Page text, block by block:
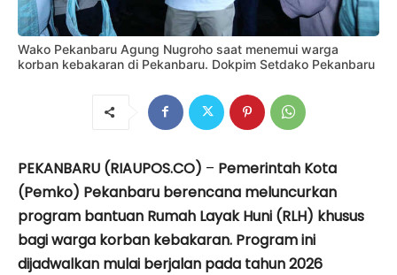
Wako Pekanbaru Agung Nugroho saat menemui warga
korban kebakaran di Pekanbaru. Dokpim Setdako Pekanbaru
PEKANBARU (RIAUPOS.CO) – Pemerintah Kota
(Pemko) Pekanbaru berencana meluncurkan
program bantuan Rumah Layak Huni (RLH) khusus
bagi warga korban kebakaran. Program ini
dijadwalkan mulai berjalan pada tahun 2026